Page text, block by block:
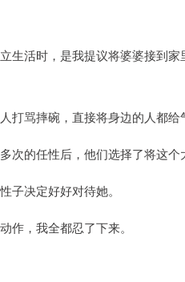
生活时，是我提议将婆婆接到
骂摔碗，直接将身边的人都给
的任性后，他们选择了将这个
子决定好好对待她。
作，我全都忍了下来。